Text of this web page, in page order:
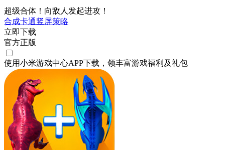
超级合体！向敌人发起进攻！
合成卡通竖屏策略
立即下载
官方正版
使用小米游戏中心APP下载 ，领丰富游戏福利 及礼包